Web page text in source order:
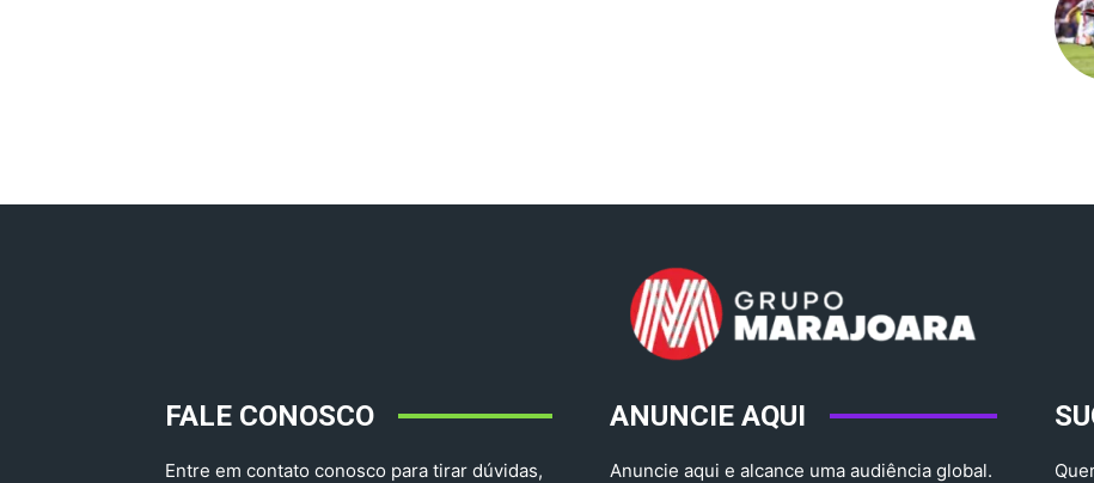
FALE CONOSCO
Entre em contato conosco para tirar dúvidas,
ANUNCIE AQUI
Anuncie aqui e alcance uma audiência global.